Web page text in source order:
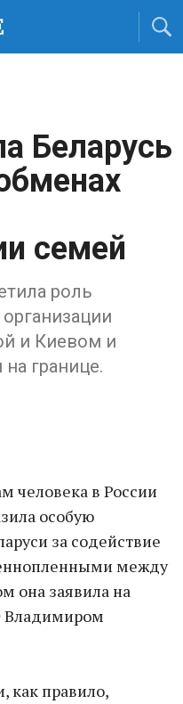
Беларусь
семей
роль
и Киевом и
границе.
человека в России
особую
за содействие
между
она заявила на
Владимиром
как правило,